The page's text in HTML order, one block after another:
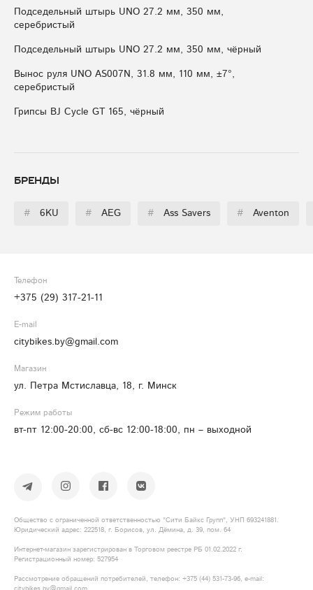
Подседельный штырь UNO 27.2 мм, 350 мм,
серебристый
Подседельный штырь UNO 27.2 мм, 350 мм, чёрный
Вынос руля UNO AS007N, 31.8 мм, 110 мм, ±7°,
серебристый
Грипсы BJ Cycle GT 165, чёрный
Бренды
# 6KU # AEG # Ass Savers # Aventon
Телефон
+375 (29) 317-21-11
E-mail
citybikes.by@gmail.com
Магазин
ул. Петра Мстиславца, 18, г. Минск
Режим работы
вт-пт 12:00-20:00, сб-вс 12:00-18:00, пн – выходной
Общество с ограниченной ответственностью "Сити Байкс Групп", УНП 693241881.
Юридический адрес: 222518, г. Борисов, ул. Дёмина, д. 39, пом. 64
Интернет-магазин зарегистрирован в Торговом реестре РБ 01.02.2022 г.
Регистрационный номер: 527954
Рассмотрение обращений потребителей, телефон: +375​ (44)​ 531​-73-96, e-mail:
citybikes.by@gmail.com